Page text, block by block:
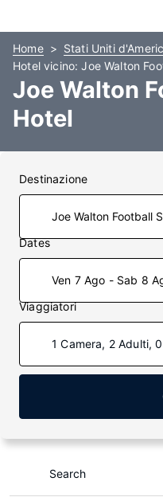
Home
Stati Uniti
Hotel vicino: Joe Walton
Joe Walton
Hotel
Destinazione
Dates
Ven 7 Ago - Sab 8
Viaggiatori
1 Camera, 2 Adulti,
Search